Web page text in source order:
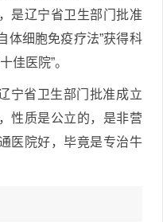
是辽宁省卫生部门批准
体细胞免疫疗法”获得科
佳医院”。
宁省卫生部门批准成立
性质是公立的，是非营
医院好，毕竟是专治牛